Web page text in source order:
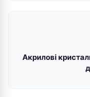
Акрилові